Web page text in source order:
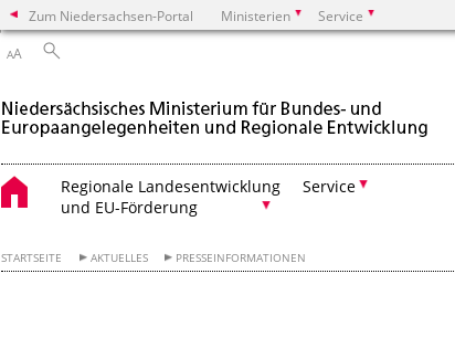
Zum Niedersachsen-Portal Ministerien Service
AA
Regionale Landesentwicklung
und EU-Förderung
Service
STARTSEITE AKTUELLES PRESSEINFORMATIONEN